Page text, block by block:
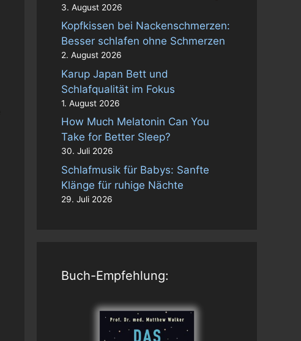
3. August 2026
Kopfkissen bei Nackenschmerzen:
Besser schlafen ohne Schmerzen
2. August 2026
Karup Japan Bett und
Schlafqualität im Fokus
1. August 2026
How Much Melatonin Can You
Take for Better Sleep?
30. Juli 2026
Schlafmusik für Babys: Sanfte
Klänge für ruhige Nächte
29. Juli 2026
Buch-Empfehlung: